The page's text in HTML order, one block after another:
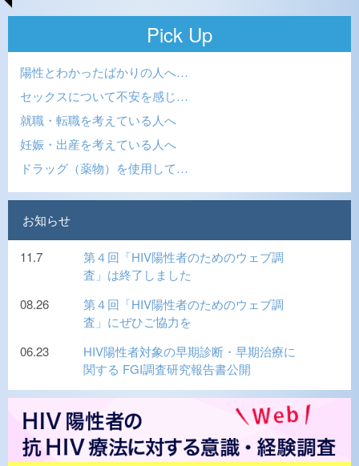
Pick Up
陽性とわかったばかりの人へ…
セックスについて不安を感じ…
就職・転職を考えている人へ
妊娠・出産を考えている人へ
ドラッグ（薬物）を使用して…
お知らせ
11.7
第４回「HIV陽性者のためのウェブ調
査」は終了しました
08.26
第４回「HIV陽性者のためのウェブ調
査」にぜひご協力を
06.23
HIV陽性者対象の早期診断・早期治療に
関する FGI調査研究報告書公開